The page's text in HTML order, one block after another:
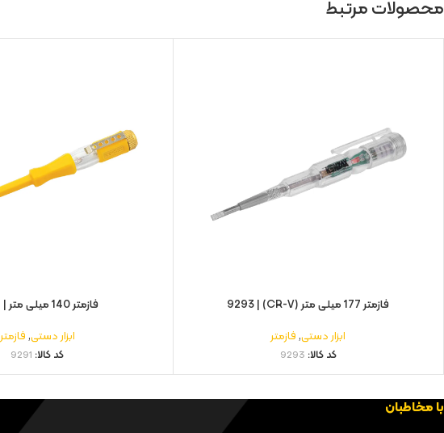
محصولات مرتبط
فازمتر 177 میلی متر (CR-V) | 9293
ابزار دستی,فازمتر
کد کالا: 9293
فازمتر 140 میلی متر | 9291
ابزار دستی,فازمتر
کد کالا: 9291
با مخاطبان